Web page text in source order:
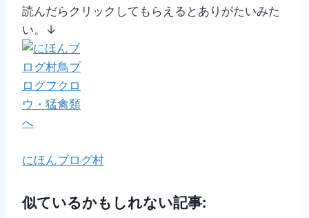
読んだらクリックしてもらえるとありがたいみた
い。↓
にほんブログ村
似ているかもしれない記事: